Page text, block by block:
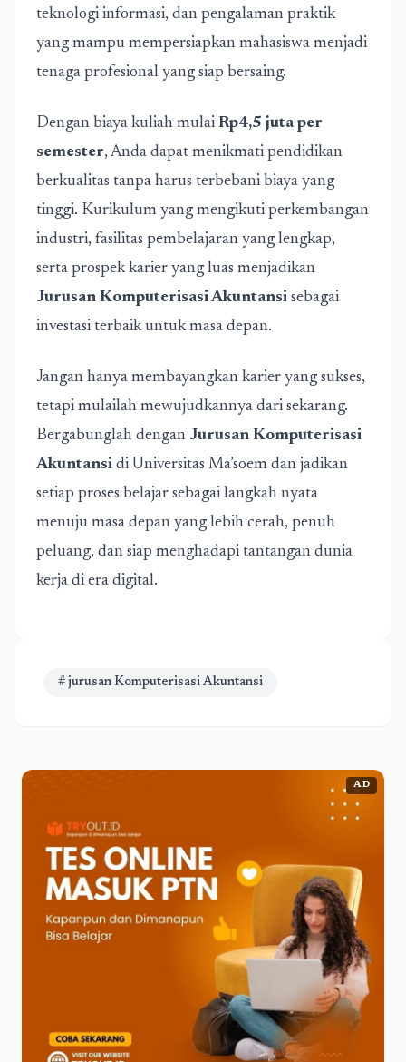
teknologi informasi, dan pengalaman praktik
yang mampu mempersiapkan mahasiswa menjadi
tenaga profesional yang siap bersaing.
Dengan biaya kuliah mulai Rp4,5 juta per
semester, Anda dapat menikmati pendidikan
berkualitas tanpa harus terbebani biaya yang
tinggi. Kurikulum yang mengikuti perkembangan
industri, fasilitas pembelajaran yang lengkap,
serta prospek karier yang luas menjadikan
Jurusan Komputerisasi Akuntansi sebagai
investasi terbaik untuk masa depan.
Jangan hanya membayangkan karier yang sukses,
tetapi mulailah mewujudkannya dari sekarang.
Bergabunglah dengan Jurusan Komputerisasi
Akuntansi di Universitas Ma’soem dan jadikan
setiap proses belajar sebagai langkah nyata
menuju masa depan yang lebih cerah, penuh
peluang, dan siap menghadapi tantangan dunia
kerja di era digital.
# jurusan Komputerisasi Akuntansi
AD